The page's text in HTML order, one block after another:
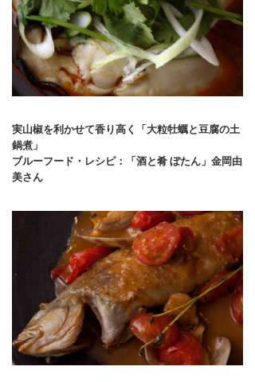
実山椒を利かせて香り高く「大粒牡蠣と豆腐の土
鍋煮」
ブルーフード・レシピ：「酒と肴 ぼたん」金岡由
美さん